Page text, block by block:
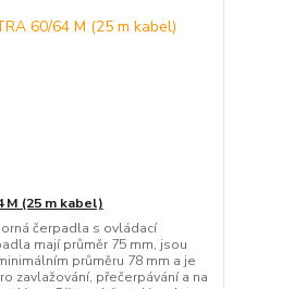
M (25 m kabel)
čerpadla s ovládací
mají průměr 75 mm, jsou
průměru 78 mm a je
zavlažování, přečerpávání a na